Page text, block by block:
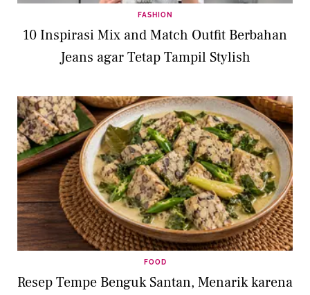
FASHION
10 Inspirasi Mix and Match Outfit Berbahan
Jeans agar Tetap Tampil Stylish
FOOD
Resep Tempe Benguk Santan, Menarik karena